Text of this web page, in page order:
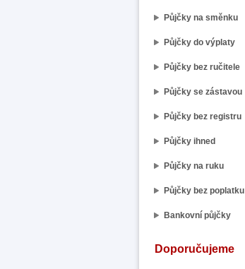
Půjčky na směnku
Půjčky do výplaty
Půjčky bez ručitele
Půjčky se zástavou
Půjčky bez registru
Půjčky ihned
Půjčky na ruku
Půjčky bez poplatku
Bankovní půjčky
Doporučujeme